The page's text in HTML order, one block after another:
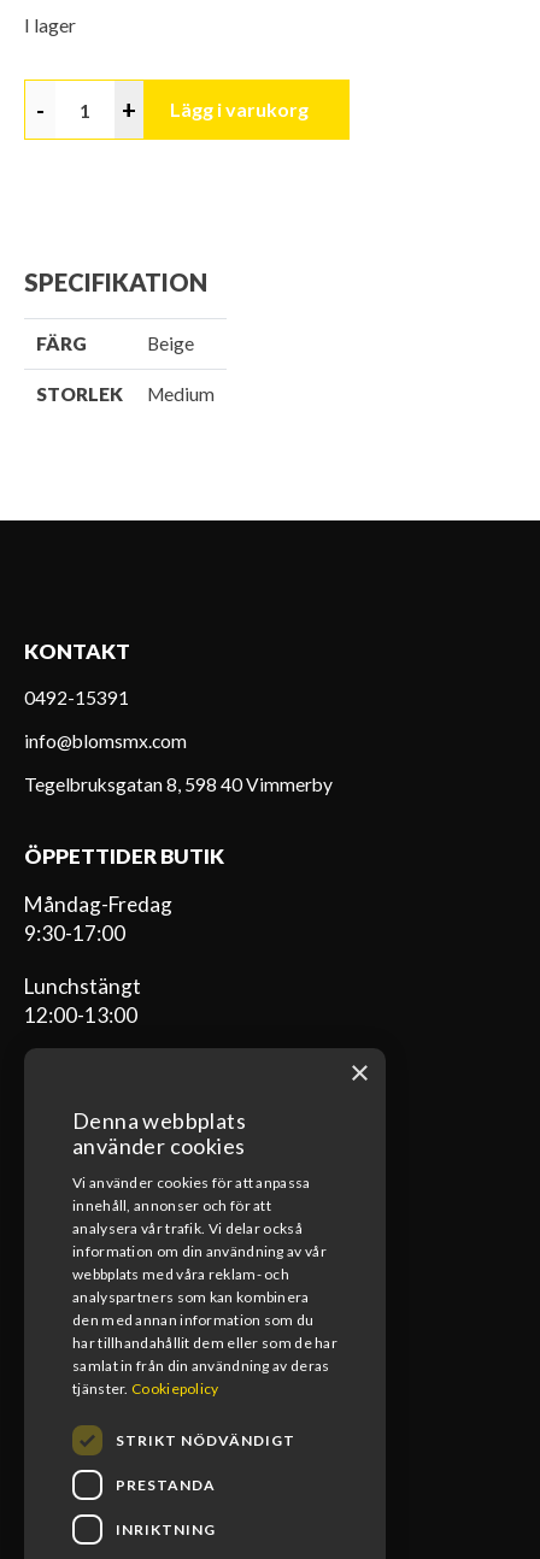
I lager
- + Lägg i varukorg
SPECIFIKATION
FÄRG Beige
STORLEK Medium
KONTAKT
0492-15391
info@blomsmx.com
Tegelbruksgatan 8, 598 40 Vimmerby
ÖPPETTIDER BUTIK
Måndag-Fredag
9:30-17:00
Lunchstängt
12:00-13:00
ÖPPETTIDER VERKSTAD
Måndag-Fredag
08:00-17:00
Lunchstängt
12:00-13:00
×
Denna webbplats
använder cookies
Vi använder cookies för att anpassa
innehåll, annonser och för att
analysera vår trafik. Vi delar också
information om din användning av vår
webbplats med våra reklam- och
analyspartners som kan kombinera
den med annan information som du
har tillhandahållit dem eller som de har
samlat in från din användning av deras
tjänster. Cookiepolicy
STRIKT NÖDVÄNDIGT
PRESTANDA
INRIKTNING